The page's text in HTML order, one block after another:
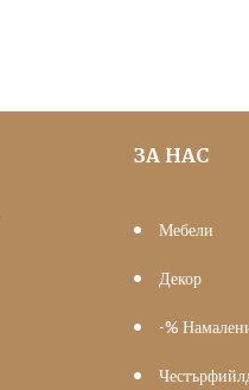
ЗА НАС
Мебели
Декор
-%